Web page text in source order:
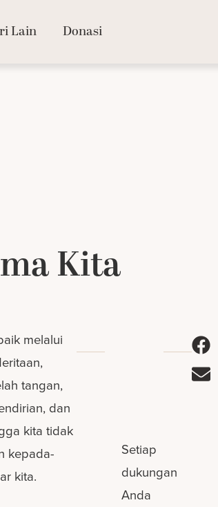
Lain Donasi
Kita
melalui
tangan,
dan
kita tidak
kepada-
kita.
Setiap
dukungan
Anda